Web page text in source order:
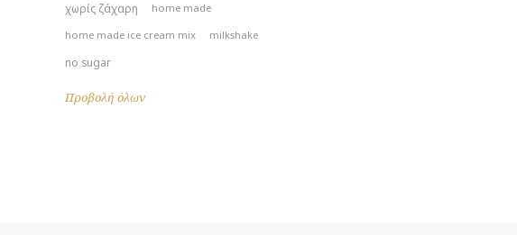
χωρίς ζάχαρη
home made
home made ice cream mix
milkshake
no sugar
Προβολή όλων